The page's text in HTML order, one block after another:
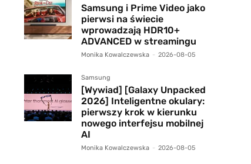
Samsung i Prime Video jako
pierwsi na świecie
wprowadzają HDR10+
ADVANCED w streamingu
Monika Kowalczewska - 2026-08-05
Samsung
[Wywiad] [Galaxy Unpacked
2026] Inteligentne okulary:
pierwszy krok w kierunku
nowego interfejsu mobilnej
AI
Monika Kowalczewska - 2026-08-05